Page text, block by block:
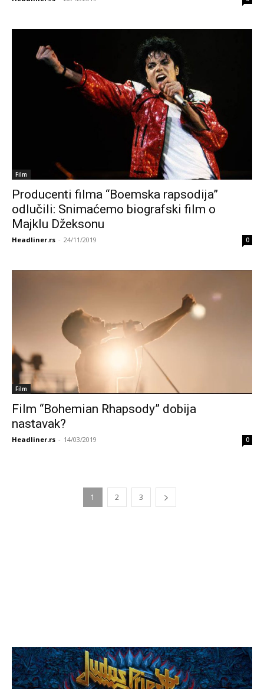
Film
Producenti filma “Boemska rapsodija”
odlučili: Snimaćemo biografski film o
Majklu Džeksonu
Headliner.rs - 24/11/2019 0
Film
Film “Bohemian Rhapsody” dobija
nastavak?
Headliner.rs - 14/03/2019 0
1 2 3